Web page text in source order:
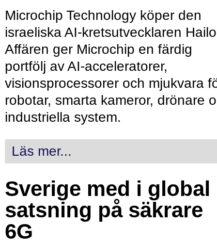
Microchip Technology köper den
israeliska AI-kretsutvecklaren
Affären ger Microchip en färdig
portfölj av AI-acceleratorer,
visionsprocessorer och mjukvara
robotar, smarta kameror, drönare
industriella system.
Läs mer...
Sverige med i global
satsning på säkrare
6G